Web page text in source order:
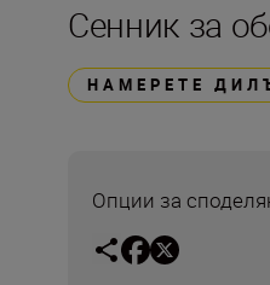
Сенник за
НАМЕРЕТЕ
Опции за